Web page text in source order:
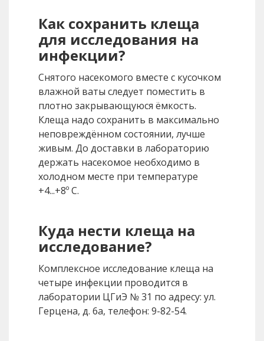
Как сохранить клеща
для исследования на
инфекции?
Снятого насекомого вместе с кусочком
влажной ваты следует поместить в
плотно закрывающуюся ёмкость.
Клеща надо сохранить в максимально
неповреждённом состоянии, лучше
живым. До доставки в лабораторию
держать насекомое необходимо в
холодном месте при температуре
+4...+8º С.
Куда нести клеща на
исследование?
Комплексное исследование клеща на
четыре инфекции проводится в
лаборатории ЦГиЭ № 31 по адресу: ул.
Герцена, д. 6а, телефон: 9-82-54.